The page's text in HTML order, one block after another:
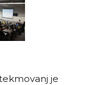
je